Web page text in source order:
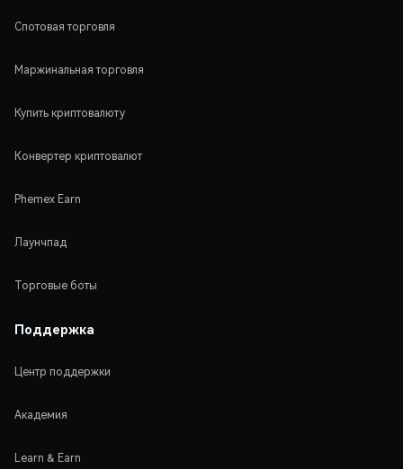
Спотовая торговля
Маржинальная торговля
Купить криптовалюту
Конвертер криптовалют
Phemex Earn
Лаунчпад
Торговые боты
Поддержка
Центр поддержки
Академия
Learn & Earn